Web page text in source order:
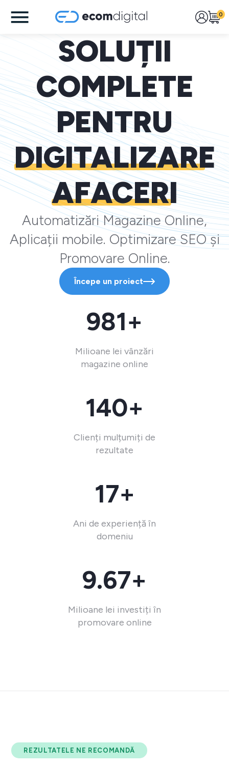
0
SOLUȚII
COMPLETE
PENTRU
DIGITALIZARE
AFACERI
Automatizări Magazine Online,
Aplicații mobile. Optimizare SEO și
Promovare Online.
Începe un proiect
981+
Milioane lei vânzări
magazine online
140+
Clienți mulțumiți de
rezultate
17+
Ani de experiență în
domeniu
9.67+
Milioane lei investiți în
promovare online
REZULTATELE NE RECOMANDĂ